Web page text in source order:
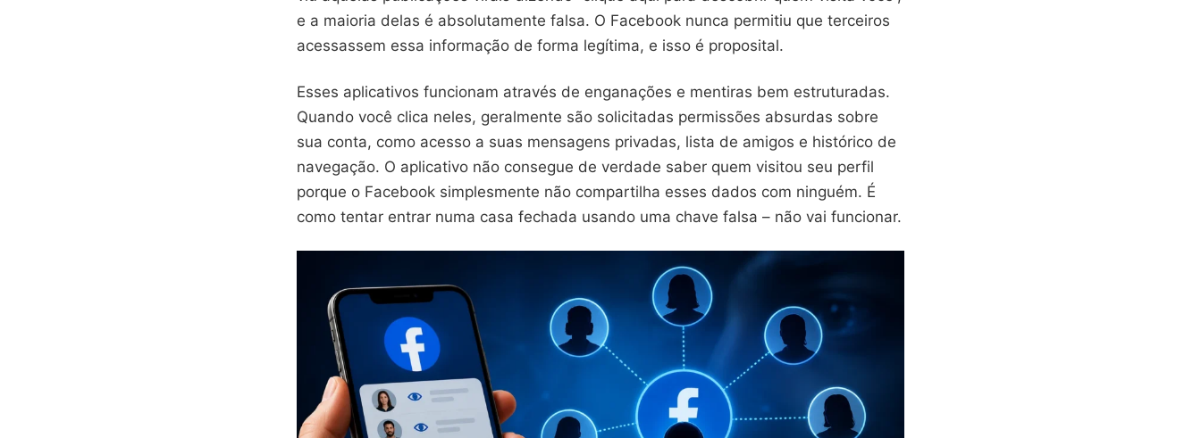
e a maioria delas é absolutamente falsa. O Facebook nunca permitiu que terceiros
acessassem essa informação de forma legítima, e isso é proposital.
Esses aplicativos funcionam através de enganações e mentiras bem estruturadas.
Quando você clica neles, geralmente são solicitadas permissões absurdas sobre
sua conta, como acesso a suas mensagens privadas, lista de amigos e histórico de
navegação. O aplicativo não consegue de verdade saber quem visitou seu perfil
porque o Facebook simplesmente não compartilha esses dados com ninguém. É
como tentar entrar numa casa fechada usando uma chave falsa – não vai funcionar.